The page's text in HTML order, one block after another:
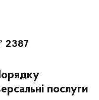
2387
послуги